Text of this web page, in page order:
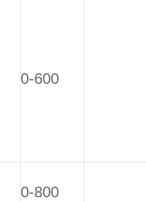
0-600
0-800